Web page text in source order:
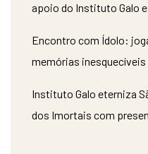
apoio do Instituto Galo
Encontro com Ídolo:
memórias
Instituto Galo eterniza
dos Imortais com